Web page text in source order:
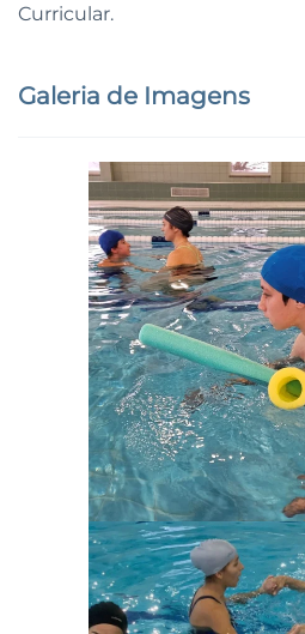
Curricular.
Galeria de Imagens
Ampliar